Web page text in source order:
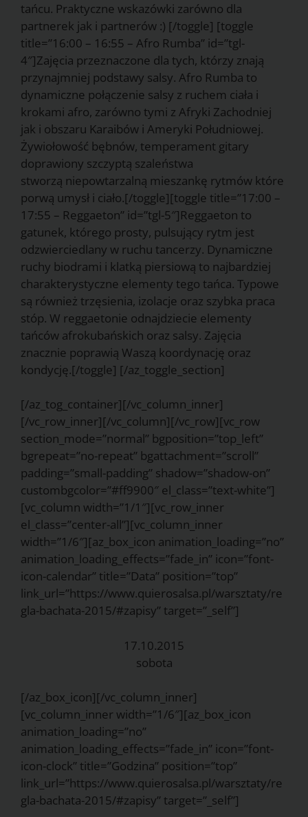
tańcu. Praktyczne wskazówki zarówno dla
partnerek jak i partnerów :) [/toggle] [toggle
title=”16:00 – 16:55 – Afro Rumba” id=”tgl-
4″]Zajęcia przeznaczone dla tych, którzy znają
przynajmniej podstawy salsy. Afro Rumba to
dynamiczne połączenie salsy z ruchem ciała i
krokami afro, zarówno tymi z Afryki Zachodniej
jak i obszaru Karaibów i Ameryki Południowej.
Żywiołowość bębnów, temperament gitary
doprawiony szczyptą szaleństwa
stworzą niepowtarzalną mieszankę rytmów które
porwą umysł i ciało.[/toggle][toggle title=”17:00 –
17:55 – Reggaeton” id=”tgl-5″]Reggaeton to
gatunek, którego prosty, pulsujący rytm jest
odzwierciedlany w ruchu tancerzy. Dynamiczne
ruchy biodrami i klatką piersiową to najbardziej
charakterystyczne elementy tego tańca. Typowe
są również trzęsienia, izolacje oraz szybka praca
stóp. W reggaetonie odnajdziecie elementy
tańców afrokubańskich oraz salsy. Zajęcia
znacznie poprawią Waszą koordynację oraz
kondycję.[/toggle] [/az_toggle_section]
[/az_tog_container][/vc_column_inner]
[/vc_row_inner][/vc_column][/vc_row][vc_row
section_mode=”normal” bgposition=”top_left”
bgrepeat=”no-repeat” bgattachment=”scroll”
padding=”small-padding” shadow=”shadow-on”
custombgcolor=”#ff9900″ el_class=”text-white”]
[vc_column width=”1/1″][vc_row_inner
el_class=”center-all”][vc_column_inner
width=”1/6″][az_box_icon animation_loading=”no”
animation_loading_effects=”fade_in” icon=”font-
icon-calendar” title=”Data” position=”top”
link_url=”https://www.quierosalsa.pl/warsztaty/re
gla-bachata-2015/#zapisy” target=”_self”]
17.10.2015
sobota
[/az_box_icon][/vc_column_inner]
[vc_column_inner width=”1/6″][az_box_icon
animation_loading=”no”
animation_loading_effects=”fade_in” icon=”font-
icon-clock” title=”Godzina” position=”top”
link_url=”https://www.quierosalsa.pl/warsztaty/re
gla-bachata-2015/#zapisy” target=”_self”]